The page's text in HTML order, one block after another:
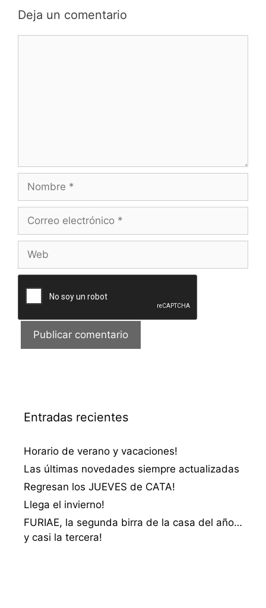
Deja un comentario
electrónico
Entradas recientes
Horario de verano y vacaciones!
Las últimas novedades siempre actualizadas
Regresan los JUEVES de CATA!
Llega el invierno!
FURIAE, la segunda birra de la casa del año…
y casi la tercera!